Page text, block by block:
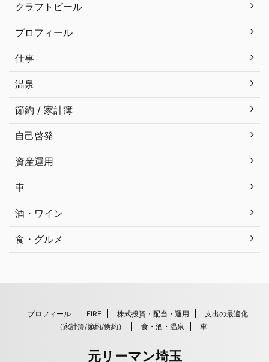
クラフトビール
プロフィール
仕事
温泉
節約 / 家計簿
自己啓発
資産運用
車
酒・ワイン
食・グルメ
プロフィール FIRE 株式投資・配当・運用
支出の最適化
（家計簿/節約/倹約）
食・酒・温泉 車
元リーマン埼玉